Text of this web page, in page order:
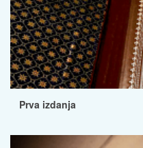
Prva izdanja